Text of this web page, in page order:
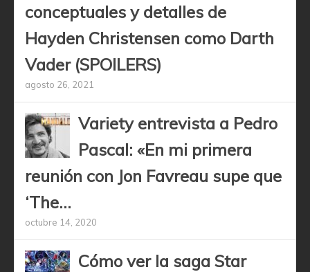
conceptuales y detalles de
Hayden Christensen como Darth
Vader (SPOILERS)
agosto 26, 2021
Variety entrevista a Pedro
Pascal: «En mi primera
reunión con Jon Favreau supe que
‘The...
octubre 14, 2020
Cómo ver la saga Star